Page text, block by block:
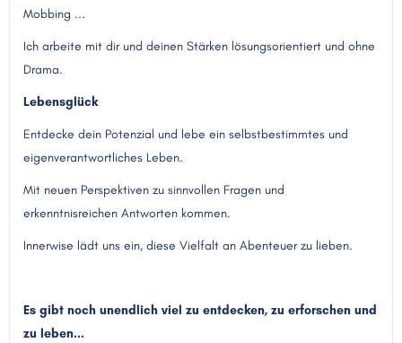
Mobbing ...
Ich arbeite mit dir und deinen Stärken lösungsorientiert und ohne
Drama.
Lebensglück
Entdecke dein Potenzial und lebe ein selbstbestimmtes und
eigenverantwortliches Leben.
Mit neuen Perspektiven zu sinnvollen Fragen und
erkenntnisreichen Antworten kommen.
Innerwise lädt uns ein, diese Vielfalt an Abenteuer zu lieben.
Es gibt noch unendlich viel zu entdecken, zu erforschen und
zu leben...